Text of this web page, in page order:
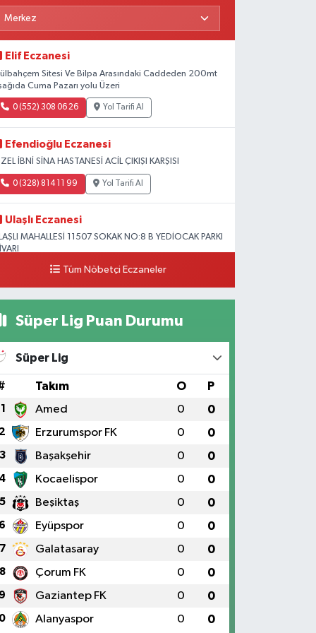
Elif Eczanesi
Sitesi Ve Bilpa Arasındaki Caddeden 200mt
Cuma Pazarı yolu Üzeri
0 (552) 308 06 26 Yol Tarifi Al
Efendioğlu Eczanesi
İBNİ SİNA HASTANESİ ACİL ÇIKIŞI KARŞISI
0 (328) 814 11 99 Yol Tarifi Al
Ulaşlı Eczanesi
MAHALLESİ 11507 SOKAK NO:8 B YEDİOCAK PARKI
0 (546) 158 81 80 Yol Tarifi Al
Tüm Nöbetçi Eczaneler
Süper Lig Puan Durumu
Süper Lig
Takım O P
1 Amed 0 0
2 Erzurumspor FK 0 0
3 Başakşehir 0 0
4 Kocaelispor 0 0
5 Beşiktaş 0 0
6 Eyüpspor 0 0
7 Galatasaray 0 0
8 Çorum FK 0 0
9 Gaziantep FK 0 0
Alanyaspor 0 0